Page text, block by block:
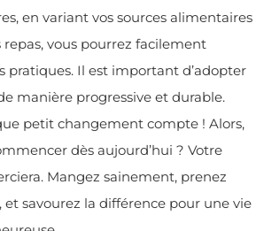
en variant vos sources alimentaires
vous pourrez facilement
pratiques. Il est important d’adopter
manière progressive et durable.
petit changement compte ! Alors,
dès aujourd’hui ? Votre
Mangez sainement, prenez
et savourez la différence pour une vie